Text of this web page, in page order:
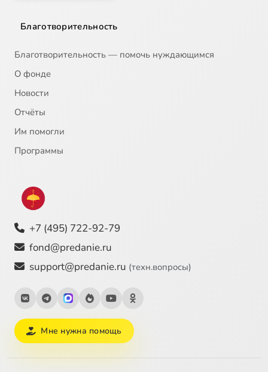
Благотворительность
Благотворительность — помочь нуждающимся
О фонде
Новости
Отчёты
Им помогли
Программы
+7 (495) 722-92-79
fond@predanie.ru
support@predanie.ru (техн.вопросы)
Мне нужна помощь